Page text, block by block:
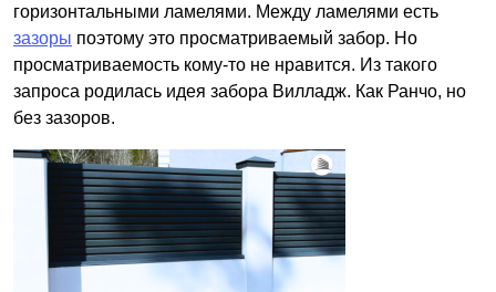
горизонтальными ламелями. Между ламелями есть
зазоры поэтому это просматриваемый забор. Но
просматриваемость кому-то не нравится. Из такого
запроса родилась идея забора Вилладж. Как Ранчо, но
без зазоров.